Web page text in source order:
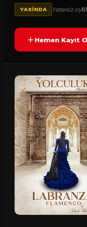
YAKINDA Yetersiz oy
Hemen Kayıt